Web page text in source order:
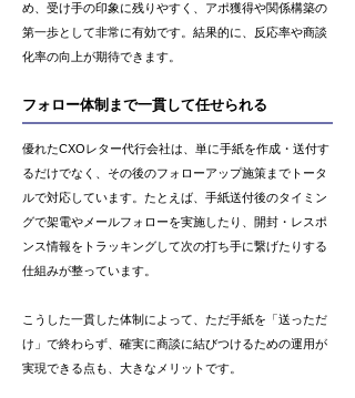
め、受け手の印象に残りやすく、アポ獲得や関係構築の
第一歩として非常に有効です。結果的に、反応率や商談
化率の向上が期待できます。
フォロー体制まで一貫して任せられる
優れたCXOレター代行会社は、単に手紙を作成・送付す
るだけでなく、その後のフォローアップ施策までトータ
ルで対応しています。たとえば、手紙送付後のタイミン
グで架電やメールフォローを実施したり、開封・レスポ
ンス情報をトラッキングして次の打ち手に繋げたりする
仕組みが整っています。
こうした一貫した体制によって、ただ手紙を「送っただ
け」で終わらず、確実に商談に結びつけるための運用が
実現できる点も、大きなメリットです。